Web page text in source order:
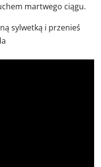
martwego ciągu.
sylwetką i przenieś